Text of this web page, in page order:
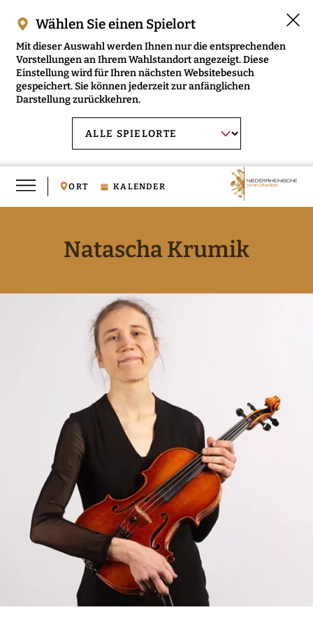
ORT KALENDER
Wählen Sie einen Spielort
Mit dieser Auswahl werden Ihnen nur die entsprechenden
Vorstellungen an Ihrem Wahlstandort angezeigt. Diese
Einstellung wird für Ihren nächsten Websitebesuch
gespeichert. Sie können jederzeit zur anfänglichen
Darstellung zurückkehren.
wählen:
NIEDERRHEINISCHE SINFONIKER ÖFFNEN
MEDIEN ÖFFNEN
Natascha Krumik